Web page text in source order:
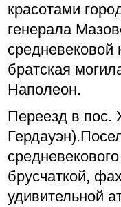
красотами
генерала
средневековой
братская
Наполеон.
Переезд в пос.
брусчаткой,
удивительной